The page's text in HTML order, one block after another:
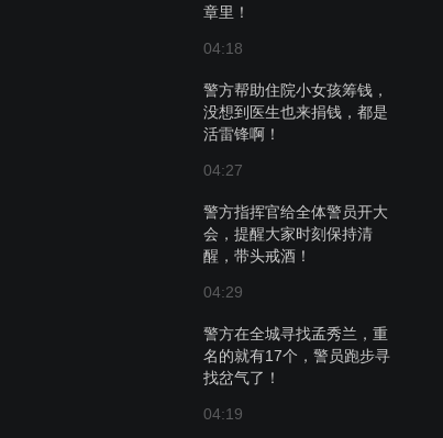
章里！
04:18
警方帮助住院小女孩筹钱，
没想到医生也来捐钱，都是
活雷锋啊！
04:27
警方指挥官给全体警员开大
会，提醒大家时刻保持清
醒，带头戒酒！
04:29
警方在全城寻找孟秀兰，重
名的就有17个，警员跑步寻
找岔气了！
04:19